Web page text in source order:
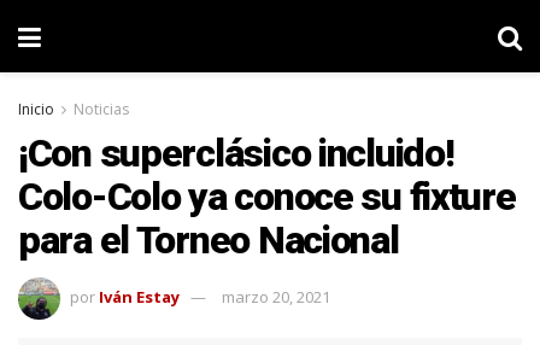
Inicio Noticias
¡Con superclásico incluido!
Colo-Colo ya conoce su fixture
para el Torneo Nacional
por Iván Estay marzo 20, 2021